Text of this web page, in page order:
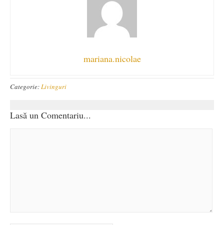
mariana.nicolae
Categorie:Livinguri
Lasă un Comentariu...